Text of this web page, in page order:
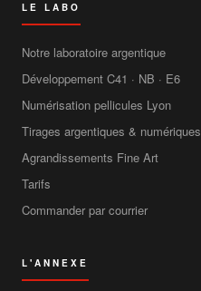
LE LABO
Notre laboratoire argentique
Développement C41 · NB · E6
Numérisation pellicules Lyon
Tirages argentiques & numériques
Agrandissements Fine Art
Tarifs
Commander par courrier
L'ANNEXE